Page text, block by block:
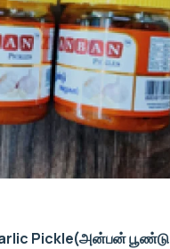
Pickle(அன்பன் பூண்டு